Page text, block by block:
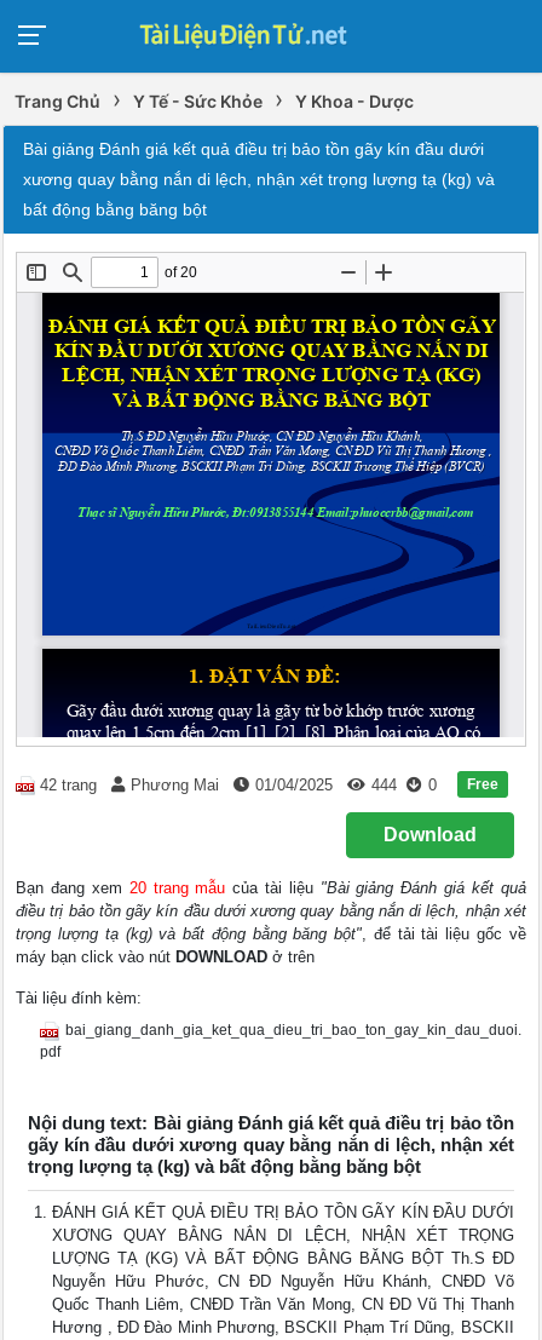
Trang Chủ › Y Tế - Sức Khỏe › Y Khoa - Dược
Bài giảng Đánh giá kết quả điều trị bảo tồn gãy kín đầu dưới
xương quay bằng nắn di lệch, nhận xét trọng lượng tạ (kg) và
bất động bằng băng bột
42 trang Phương Mai 01/04/2025 444 0 Free
Download
Bạn đang xem 20 trang mẫu của tài liệu "Bài giảng Đánh giá kết quả
điều trị bảo tồn gãy kín đầu dưới xương quay bằng nắn di lệch, nhận xét
trọng lượng tạ (kg) và bất động bằng băng bột", để tải tài liệu gốc về
máy bạn click vào nút DOWNLOAD ở trên
Tài liệu đính kèm:
bai_giang_danh_gia_ket_qua_dieu_tri_bao_ton_gay_kin_dau_duoi.
pdf
Nội dung text: Bài giảng Đánh giá kết quả điều trị bảo tồn
gãy kín đầu dưới xương quay bằng nắn di lệch, nhận xét
trọng lượng tạ (kg) và bất động bằng băng bột
ĐÁNH GIÁ KẾT QUẢ ĐIỀU TRỊ BẢO TỒN GÃY KÍN ĐẦU DƯỚI
XƯƠNG QUAY BẰNG NẮN DI LỆCH, NHẬN XÉT TRỌNG
LƯỢNG TẠ (KG) VÀ BẤT ĐỘNG BẰNG BĂNG BỘT Th.S ĐD
Nguyễn Hữu Phước, CN ĐD Nguyễn Hữu Khánh, CNĐD Võ
Quốc Thanh Liêm, CNĐD Trần Văn Mong, CN ĐD Vũ Thị Thanh
Hương , ĐD Đào Minh Phương, BSCKII Phạm Trí Dũng, BSCKII